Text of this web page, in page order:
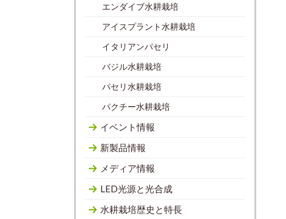
エンダイブ水耕栽培
アイスプラント水耕栽培
イタリアンパセリ
バジル水耕栽培
パセリ水耕栽培
パクチー水耕栽培
イベント情報
新製品情報
メディア情報
LED光源と光合成
水耕栽培歴史と特長